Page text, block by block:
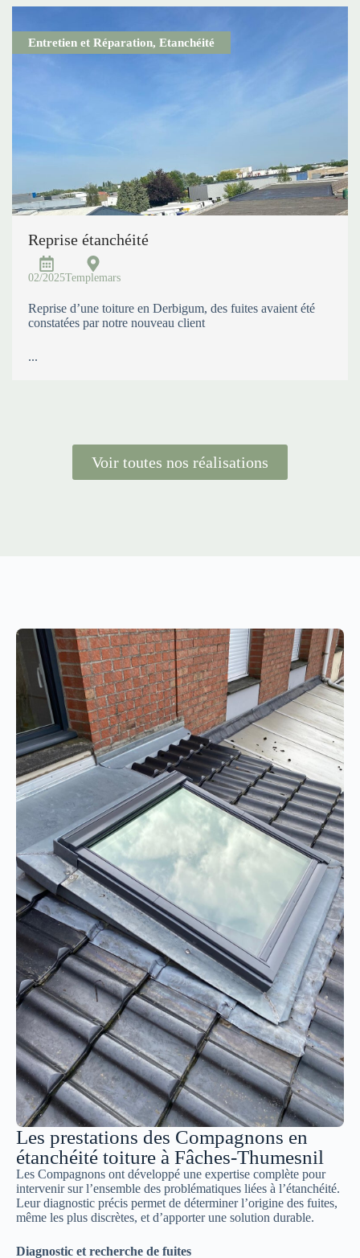
Entretien et Réparation, Etanchéité
Reprise étanchéité
02/2025Templemars
Reprise d’une toiture en Derbigum, des fuites avaient été
constatées par notre nouveau client
...
Voir toutes nos réalisations
Les prestations des Compagnons en
étanchéité toiture à Fâches-Thumesnil
Les Compagnons ont développé une expertise complète pour
intervenir sur l’ensemble des problématiques liées à l’étanchéité.
Leur diagnostic précis permet de déterminer l’origine des fuites,
même les plus discrètes, et d’apporter une solution durable.
Diagnostic et recherche de fuites